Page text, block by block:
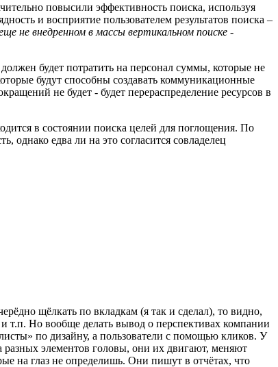
повысили эффективность поиска, используя
и восприятие пользователем результатов поиска –
не внедренном в массы вертикальном поиске -
будет потратить на персонал суммы, которые не
будут способны создавать коммуникационные
не будет - будет перераспределение ресурсов в
в состоянии поиска целей для поглощения. По
едва ли на это согласится совладелец
щёлкать по вкладкам (я так и сделал), то видно,
т.п. Но вообще делать вывод о перспективах компании
по дизайну, а пользователи с помощью кликов. У
разных элементов головы, они их двигают, меняют
на глаз не определишь. Они пишут в отчётах, что